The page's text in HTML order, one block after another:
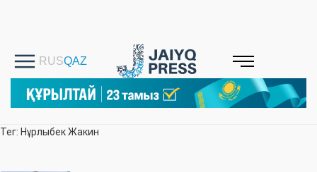
Тег: Нұрлыбек Жакин